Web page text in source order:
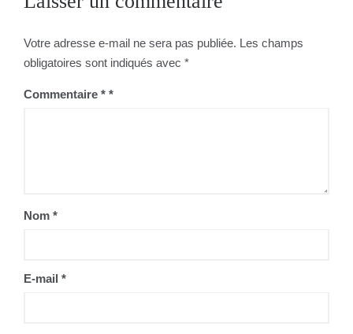
Votre adresse e-mail ne sera pas publiée. Les champs
obligatoires sont indiqués avec *
Commentaire *
Nom *
E-mail *